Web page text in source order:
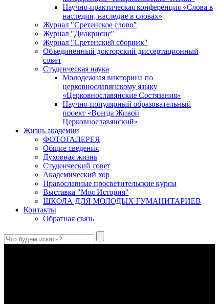
Научно-практическая конференция «Cлова в
наследии, наследие в словах»
Журнал "Сретенское слово"
Журнал "Диакрисис"
Журнал "Сретенский сборник"
Объединенный докторский диссертационный
совет
Студенческая наука
Молодежная викторина по
церковнославянскому языку
«Церковнославянские Состязания»
Научно-популярный образовательный
проект «Всегда Живой
Церковнославянский»
Жизнь академии
ФОТОГАЛЕРЕЯ
Общие сведения
Духовная жизнь
Студенческий совет
Академический хор
Православные просветительские курсы
Выставка "Моя История"
ШКОЛА ДЛЯ МОЛОДЫХ ГУМАНИТАРИЕВ
Контакты
Обратная связь